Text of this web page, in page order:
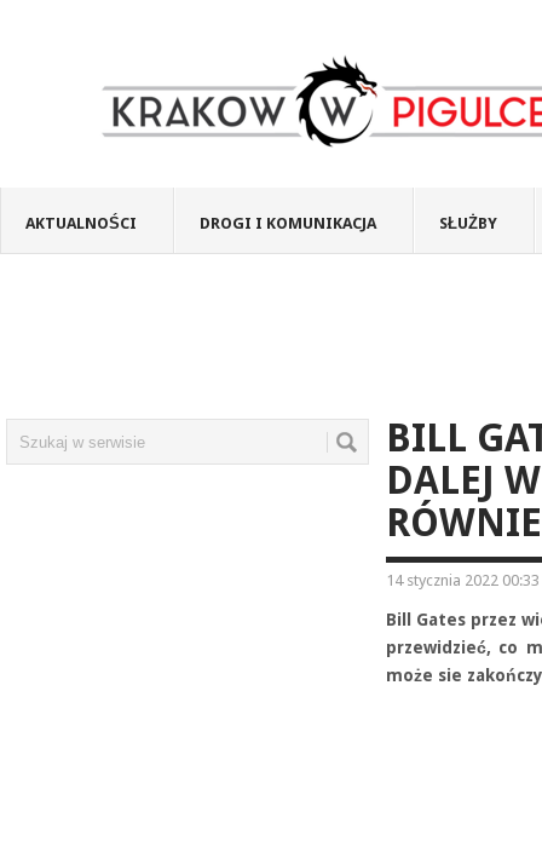
AKTUALNOŚCI DROGI I KOMUNIKACJA SŁUŻBY
BILL
DALEJ
14 stycznia 2022 00:33
Bill Gates przez
przewidzieć, co
może sie